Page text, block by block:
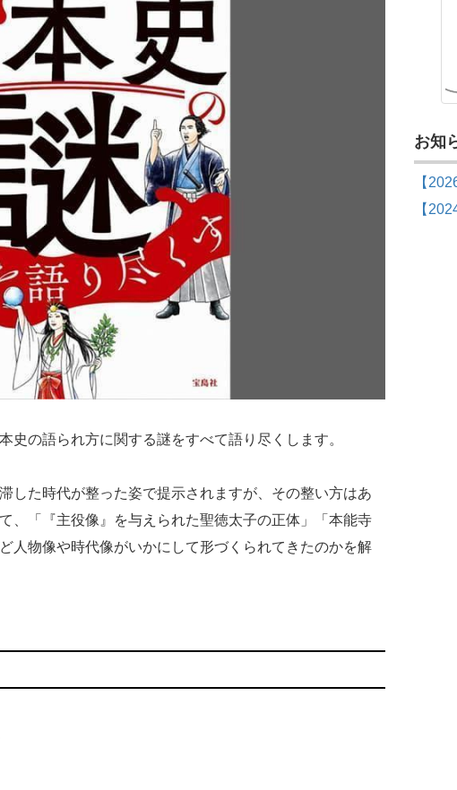
史の語られ方に関する謎をすべて語り尽くします。
した時代が整った姿で提示されますが、その整い方はあ
、「『主役像』を与えられた聖徳太子の正体」「本能寺
人物像や時代像がいかにして形づくられてきたのかを解
お知
【
【